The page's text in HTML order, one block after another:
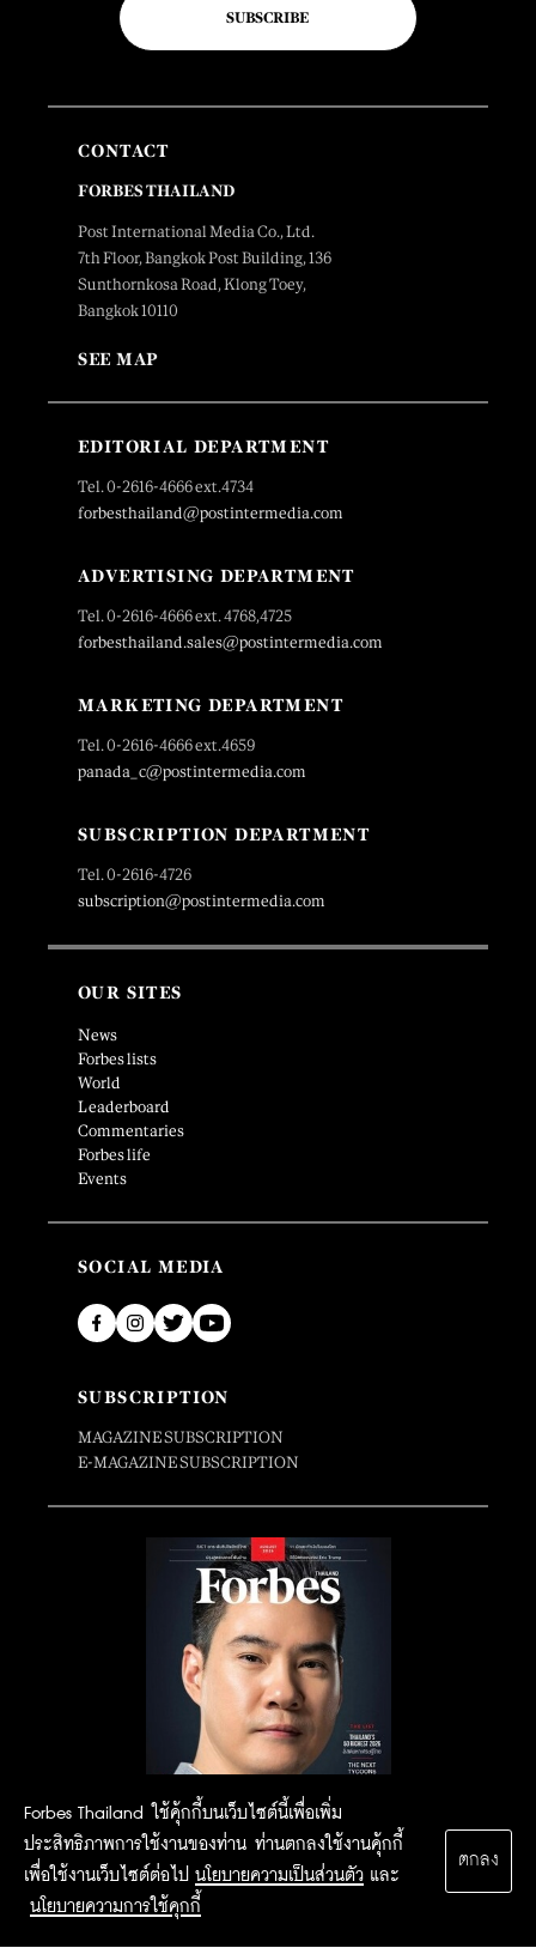
Forbes Thailand ใช้คุ้กกี้บนเว็บไซต์นี้เพื่อเพิ่ม
ประสิทธิภาพการใช้งานของท่าน ท่านตกลงใช้งานคุ้กกี้
เพื่อใช้งานเว็บไซต์ต่อไป นโยบายความเป็นส่วนตัว และ
นโยบายความการใช้คุกกี้
ตกลง
SUBSCRIBE
CONTACT
FORBES THAILAND
Post International Media Co., Ltd.
7th Floor, Bangkok Post Building, 136
Sunthornkosa Road, Klong Toey,
Bangkok 10110
SEE MAP
EDITORIAL DEPARTMENT
Tel. 0-2616-4666 ext.4734
forbesthailand@postintermedia.com
ADVERTISING DEPARTMENT
Tel. 0-2616-4666 ext. 4768,4725
forbesthailand.sales@postintermedia.com
MARKETING DEPARTMENT
Tel. 0-2616-4666 ext.4659
panada_c@postintermedia.com
SUBSCRIPTION DEPARTMENT
Tel. 0-2616-4726
subscription@postintermedia.com
OUR SITES
News
Forbes lists
World
Leaderboard
Commentaries
Forbes life
Events
SOCIAL MEDIA
SUBSCRIPTION
MAGAZINE SUBSCRIPTION
E-MAGAZINE SUBSCRIPTION
2015 Forbesthailand.com ALL RIGHTS RESERVED